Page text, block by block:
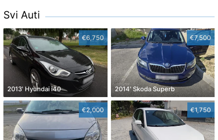
Svi Auti
€6,750
2013' Hyundai i40
€7,500
2014' Skoda Superb
€2,000 €1,750